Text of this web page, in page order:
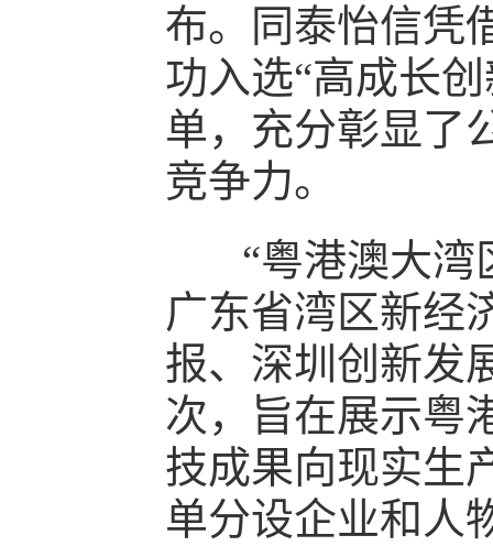
布。同泰怡信凭
功入选“高成长
单，充分彰显了
竞争力。
“粤港澳大湾
广东省湾区新经
报、深圳创新发
次，旨在展示粤
技成果向现实生
单分设企业和人